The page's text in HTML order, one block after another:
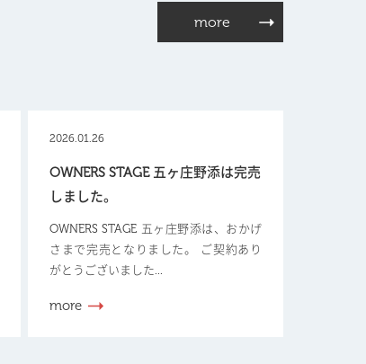
2026.01.26
OWNERS STAGE 五ヶ庄野添は完売
しました。
OWNERS STAGE 五ヶ庄野添は、おかげ
さまで完売となりました。 ご契約あり
がとうございました...
more
more